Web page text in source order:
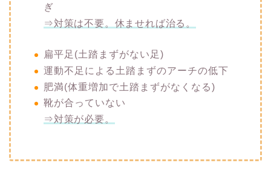
ぎ
⇒対策は不要。休ませれば治る。
扁平足(土踏まずがない足)
運動不足による土踏まずのアーチの低下
肥満(体重増加で土踏まずがなくなる)
靴が合っていない
⇒対策が必要。